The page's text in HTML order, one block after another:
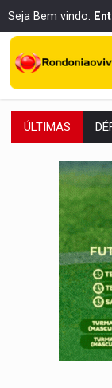
Seja Bem vindo.
ÚLTIMAS